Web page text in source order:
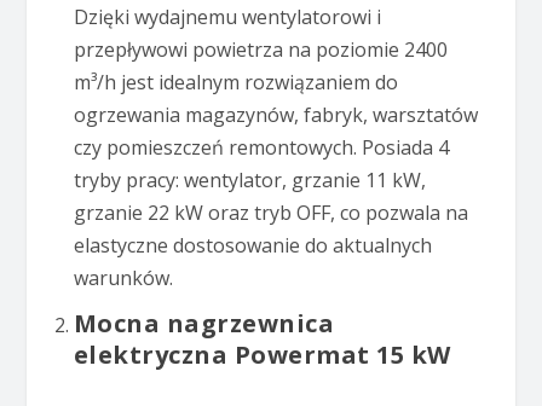
Dzięki wydajnemu wentylatorowi i
przepływowi powietrza na poziomie 2400
m³/h jest idealnym rozwiązaniem do
ogrzewania magazynów, fabryk, warsztatów
czy pomieszczeń remontowych. Posiada 4
tryby pracy: wentylator, grzanie 11 kW,
grzanie 22 kW oraz tryb OFF, co pozwala na
elastyczne dostosowanie do aktualnych
warunków.
Mocna nagrzewnica
elektryczna Powermat 15 kW